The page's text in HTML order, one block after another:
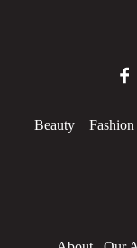
Beauty Fashion